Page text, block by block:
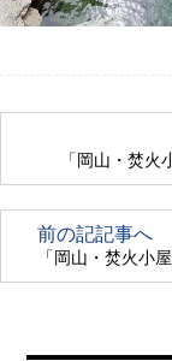
「岡山・焚
前の記記事へ
「岡山・焚火小